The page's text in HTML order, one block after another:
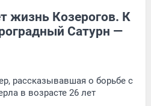
жизнь Козерогов. К
Сатурн —
рассказывавшая о борьбе с
в возрасте 26 лет